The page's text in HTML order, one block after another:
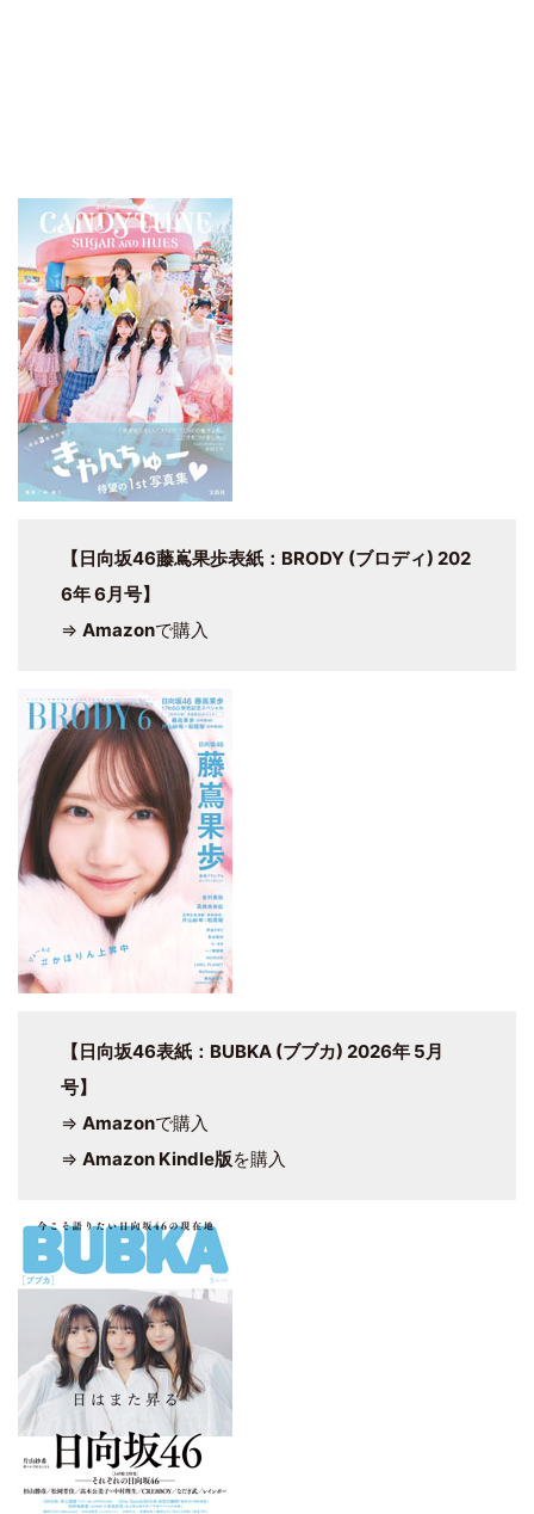
【日向坂46藤嶌果歩表紙：BRODY (ブロディ) 202
6年 6月号】
⇒ Amazonで購入
【日向坂46表紙：BUBKA (ブブカ) 2026年 5月
号】
⇒ Amazonで購入
⇒ Amazon Kindle版を購入